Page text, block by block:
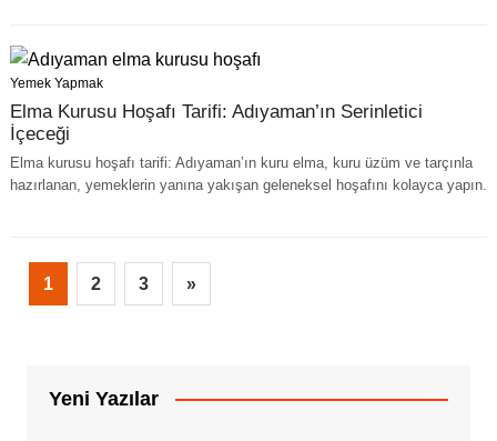
Yemek Yapmak
Elma Kurusu Hoşafı Tarifi: Adıyaman’ın Serinletici
İçeceği
Elma kurusu hoşafı tarifi: Adıyaman’ın kuru elma, kuru üzüm ve tarçınla
hazırlanan, yemeklerin yanına yakışan geleneksel hoşafını kolayca yapın.
1 2 3 »
Yeni Yazılar